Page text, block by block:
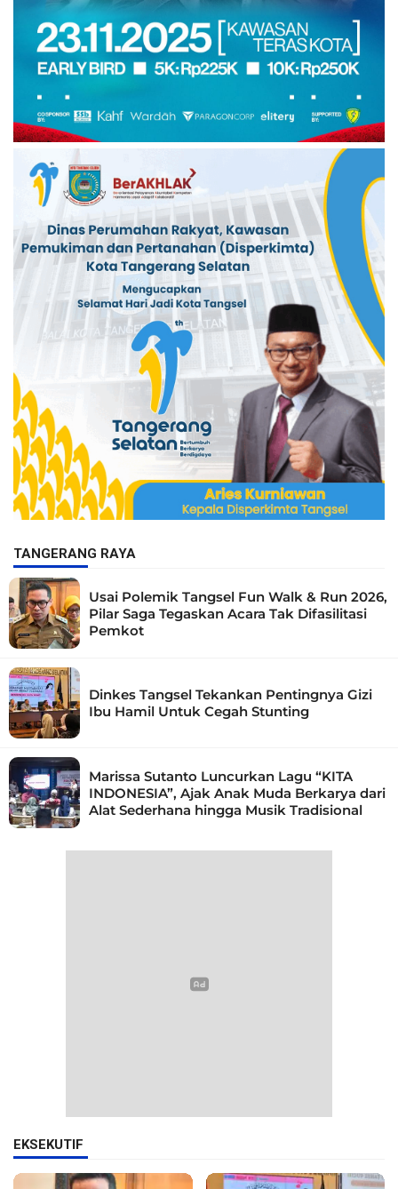
TANGERANG RAYA
Usai Polemik Tangsel Fun Walk & Run 2026,
Pilar Saga Tegaskan Acara Tak Difasilitasi
Pemkot
Dinkes Tangsel Tekankan Pentingnya Gizi
Ibu Hamil Untuk Cegah Stunting
Marissa Sutanto Luncurkan Lagu “KITA
INDONESIA”, Ajak Anak Muda Berkarya dari
Alat Sederhana hingga Musik Tradisional
EKSEKUTIF